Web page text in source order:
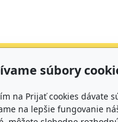
+421
súbory
na Prijať cookies dávate
na lepšie fungovanie